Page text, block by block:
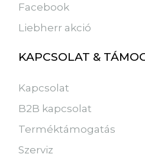
Facebook
Liebherr akció
KAPCSOLAT &
Kapcsolat
B2B kapcsolat
Terméktámogatás
Szerviz